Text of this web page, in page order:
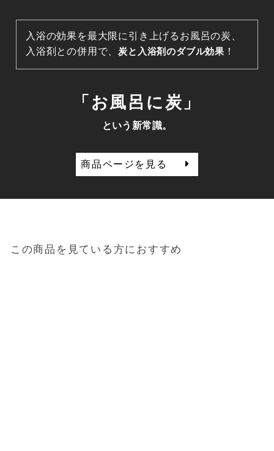
入浴の効果を最大限に引き上げるお風呂の炭、
入浴剤との併用で、炭と入浴剤のダブル効果 ！
「お風呂に炭」
という新常識。
商品ページを見る
この商品を見ている方におすすめ